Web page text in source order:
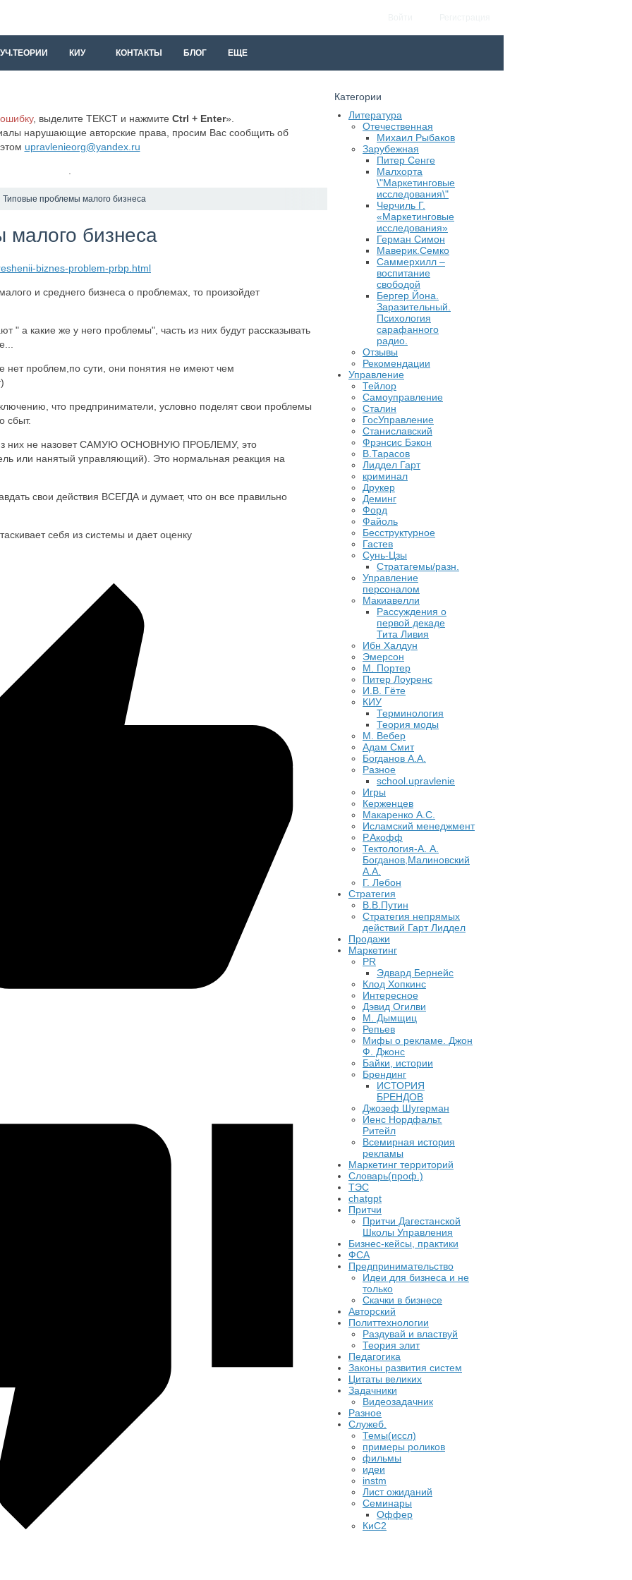
КИУ КОНТАКТЫ БЛОГ ЕЩЕ
, выделите ТЕКСТ и нажмите Ctrl + Enter».
нарушающие авторские права, просим Вас сообщить об
этом upravlenieorg@yandex.ru
Типовые проблемы малого бизнеса
бизнеса
biznes-problem-prbp.html
и среднего бизнеса о проблемах, то произойдет
" а какие же у него проблемы", часть из них будут рассказывать
нет проблем,по сути, они понятия не имеют чем
что предприниматели, условно поделят свои проблемы
сбыт.
них не назовет САМУЮ ОСНОВНУЮ ПРОБЛЕМУ, это
или нанятый управляющий). Это нормальная реакция на
свои действия ВСЕГДА и думает, что он все правильно
себя из системы и дает оценку
Категории
Литература
Отечественная
Михаил Рыбаков
Зарубежная
Питер Сенге
Малхорта
\"Маркетинговые
исследования\"
Черчиль Г.
«Маркетинговые
исследования»
Герман Симон
Маверик.Семко
Саммерхилл –
воспитание
свободой
Бергер Йона.
Заразительный.
Психология
сарафанного
радио.
Отзывы
Рекомендации
Управление
Тейлор
Самоуправление
Сталин
ГосУправление
Станиславский
Фрэнсис Бэкон
В.Тарасов
Лиддел Гарт
криминал
Друкер
Деминг
Форд
Файоль
Бесструктурное
Гастев
Сунь-Цзы
Стратагемы/разн.
Управление
персоналом
Макиавелли
Рассуждения о
первой декаде
Тита Ливия
Ибн Халдун
Эмерсон
М. Портер
Питер Лоуренс
И.В. Гёте
КИУ
Терминология
Теория моды
М. Вебер
Адам Смит
Богданов А.А.
Разное
school.upravlenie
Игры
Керженцев
Макаренко А.С.
Исламский менеджмент
Р.Акофф
Тектология-А. А.
Богданов,Малиновский
А.А.
​Г. Лебон
Стратегия
В.В.Путин
​Стратегия непрямых
действий Гарт Лиддел
Продажи
Маркетинг
PR
Эдвард Бернейс
Клод Хопкинс
Интересное
Дэвид Огилви
М. Дымщиц
Репьев
Мифы о рекламе. Джон
Ф. Джонс
Байки, истории
Брендинг
ИСТОРИЯ
БРЕНДОВ
Джозеф Шугерман
​Йенс Нордфальт.
Ритейл
Всемирная история
рекламы
Маркетинг территорий
Словарь(проф.)
ТЭС
chatgpt
Притчи
Притчи Дагестанской
Школы Управления
Бизнес-кейсы, практики
ФСА
Предпринимательство
Идеи для бизнеса и не
только
Скачки в бизнесе
Авторский
Политтехнологии
Раздувай и властвуй
Теория элит
​Педагогика
Законы развития систем
Цитаты великих
Задачники
Видеозадачник
Разное
Служеб.
Темы(иссл)
примеры роликов
фильмы
идеи
instm
Лист ожиданий
Семинары
Оффер
КиС2